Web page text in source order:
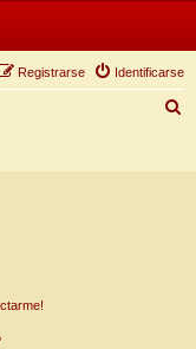
Identificarse
Registrarse